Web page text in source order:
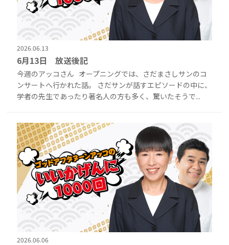
2026.06.13
6月13日 放送後記
今週のアッコさん オープニングでは、さだまさしサンのコ
ンサートへ行かれた話。 さだサンが話すエピソードの中に、
学者の先生であったり著名人の方も多く、驚いたそうで...
2026.06.06